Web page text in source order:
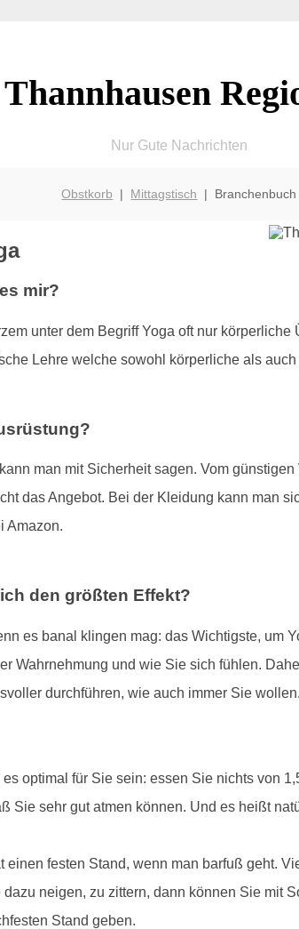
Thannhausen
Nur Gute Nachrichten
Obstkorb | Mittagstisch | Branchenbuch
mir?
unter dem Begriff Yoga oft nur
Lehre welche sowohl körperliche als
man mit Sicherheit sagen. Vom
das Angebot. Bei der Kleidung kann man
Amazon.
den größten Effekt?
es banal klingen mag: das Wichtigste, um
Wahrnehmung und wie Sie sich fühlen.
durchführen, wie auch immer Sie
optimal für Sie sein: essen Sie nichts von
Sie sehr gut atmen können. Und es heißt
festen Stand, wenn man barfuß geht.
neigen, zu zittern, dann können Sie mit
Stand geben.